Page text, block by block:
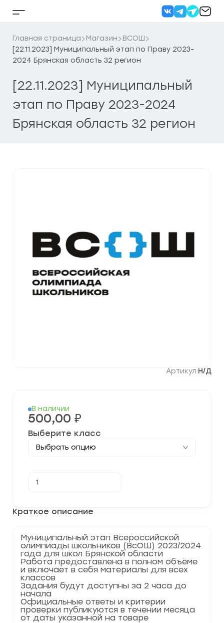
Кнопка
бокового
меню
Главная страница Магазин
ВСОШ
[22.11.2023] Муниципальный этап по Праву 2023-
2024 Брянская область 32 регион
[22.11.2023] Муниципальный
этап по Праву 2023-2024
Брянская область 32 регион
Артикул:Н/Д
Краткое описание
Муниципальный этап Всероссийской
олимпиады школьников (ВсОШ) 2023/2024
года для школ Брянской области
Работа предоставлена в полном объёме
и включает в себя материалы для всех
классов
Задания будут доступны за 2 часа до
начала
Официальные ответы и критерии
проверки публикуются в течении месяца
от даты указанной на товаре
В наличии
500,00 ₽
Выберите класс
товара
этап
по
2024
Брянская
область
32
регион